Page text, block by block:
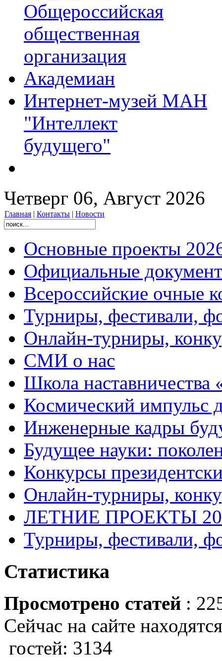
Общероссийская
общественная
организация
Академиан
Интернет-музей МАН
"Интеллект
будущего"
Четверг 06, Август 2026
Главная | Контакты | Новости
Основные проекты
Официальные
Всероссийские очные
Турниры, фестивали,
Онлайн-турниры,
СМИ о нас
Школа
Космический импульс
Инженерные кадры
Будущее науки:
Конкурсы
Онлайн-турниры,
ЛЕТНИЕ ПРОЕКТЫ
Турниры, фестивали,
Статистика
Просмотрено статей :
Сейчас на сайте
гостей: 3134